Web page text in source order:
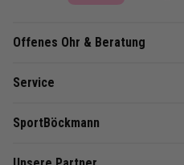
Offenes Ohr & Beratung
Service
SportBöckmann